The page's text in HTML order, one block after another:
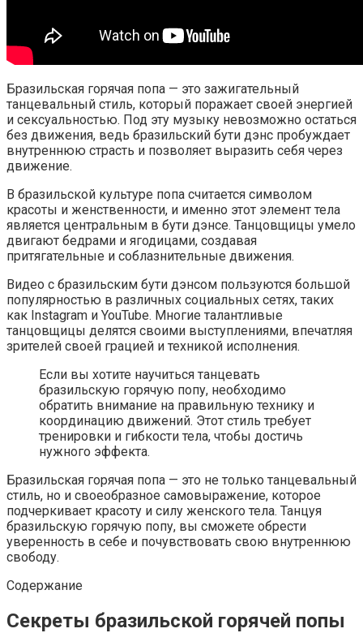
Бразильская горячая попа — это зажигательный
танцевальный стиль, который поражает своей энергией
и сексуальностью. Под эту музыку невозможно остаться
без движения, ведь бразильский бути дэнс пробуждает
внутреннюю страсть и позволяет выразить себя через
движение.
В бразильской культуре попа считается символом
красоты и женственности, и именно этот элемент тела
является центральным в бути дэнсе. Танцовщицы умело
двигают бедрами и ягодицами, создавая
притягательные и соблазнительные движения.
Видео с бразильским бути дэнсом пользуются большой
популярностью в различных социальных сетях, таких
как Instagram и YouTube. Многие талантливые
танцовщицы делятся своими выступлениями, впечатляя
зрителей своей грацией и техникой исполнения.
Если вы хотите научиться танцевать
бразильскую горячую попу, необходимо
обратить внимание на правильную технику и
координацию движений. Этот стиль требует
тренировки и гибкости тела, чтобы достичь
нужного эффекта.
Бразильская горячая попа — это не только танцевальный
стиль, но и своеобразное самовыражение, которое
подчеркивает красоту и силу женского тела. Танцуя
бразильскую горячую попу, вы сможете обрести
уверенность в себе и почувствовать свою внутреннюю
свободу.
Содержание
Секреты бразильской горячей попы